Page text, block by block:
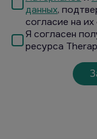
данных,
согласие на
Я согласен
ресурса